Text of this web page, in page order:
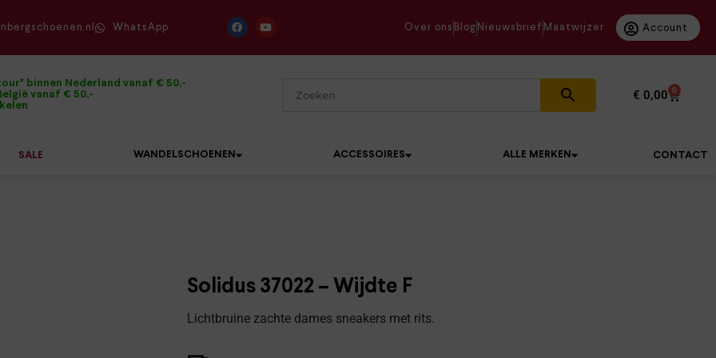
WhatsApp Over ons Blog Nieuwsbrief Maatwijzer Account
binnen Nederland vanaf € 50,-
vanaf € 50,-
€ 0,00 0
SALE WANDELSCHOENEN ACCESSOIRES ALLE MERKEN CONTACT
Solidus 37022 – Wijdte F
Lichtbruine zachte dames sneakers met rits.